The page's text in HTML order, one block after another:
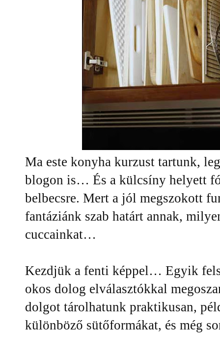
Ma este konyha kurzust tartunk,
blogon is… És a külcsíny helyett
belbecsre. Mert a jól megszokott
fantáziánk szab határt annak,
cuccainkat…
Kezdjük a fenti képpel… Egyik
okos dolog elválasztókkal
dolgot tárolhatunk praktikusan,
különböző sütőformákat, és még